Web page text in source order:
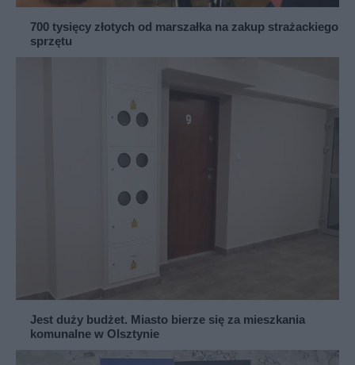
700 tysięcy złotych od marszałka na zakup strażackiego
sprzętu
Jest duży budżet. Miasto bierze się za mieszkania
komunalne w Olsztynie